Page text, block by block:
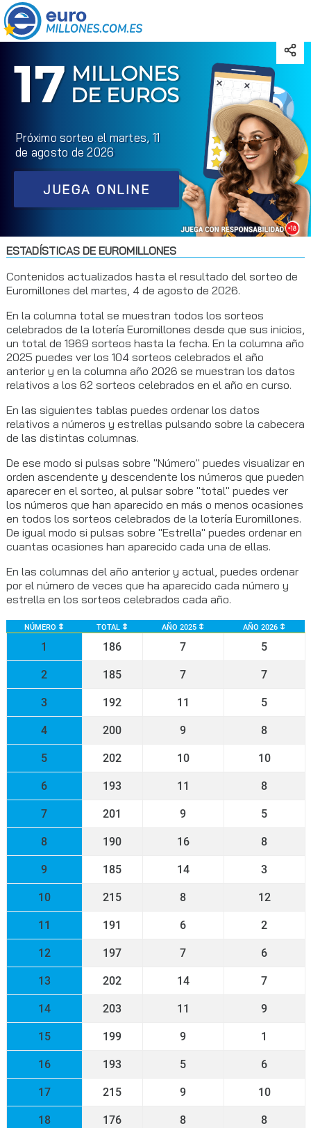
17 MILLONES
DE EUROS
Próximo sorteo el martes, 11
de agosto de 2026
JUEGA ONLINE
ESTADÍSTICAS DE EUROMILLONES
Contenidos actualizados hasta el resultado del sorteo de
Euromillones del martes, 4 de agosto de 2026.
En la columna total se muestran todos los sorteos
celebrados de la lotería Euromillones desde que sus inicios,
un total de 1969 sorteos hasta la fecha. En la columna año
2025 puedes ver los 104 sorteos celebrados el año
anterior y en la columna año 2026 se muestran los datos
relativos a los 62 sorteos celebrados en el año en curso.
En las siguientes tablas puedes ordenar los datos
relativos a números y estrellas pulsando sobre la cabecera
de las distintas columnas.
De ese modo si pulsas sobre "Número" puedes visualizar en
orden ascendente y descendente los números que pueden
aparecer en el sorteo, al pulsar sobre "total" puedes ver
los números que han aparecido en más o menos ocasiones
en todos los sorteos celebrados de la lotería Euromillones.
De igual modo si pulsas sobre "Estrella" puedes ordenar en
cuantas ocasiones han aparecido cada una de ellas.
En las columnas del año anterior y actual, puedes ordenar
por el número de veces que ha aparecido cada número y
estrella en los sorteos celebrados cada año.
NÚMERO TOTAL AÑO 2025 AÑO 2026
1 186 7 5
2 185 7 7
3 192 11 5
4 200 9 8
5 202 10 10
6 193 11 8
7 201 9 5
8 190 16 8
9 185 14 3
10 215 8 12
11 191 6 2
12 197 7 6
13 202 14 7
14 203 11 9
15 199 9 1
16 193 5 6
17 215 9 10
18 176 8 8